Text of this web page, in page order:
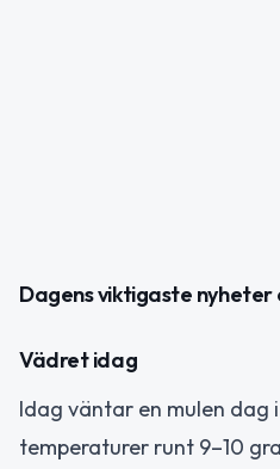
Dagens viktigaste nyheter
Vädret idag
Idag väntar en mulen dag
temperaturer runt 9–10